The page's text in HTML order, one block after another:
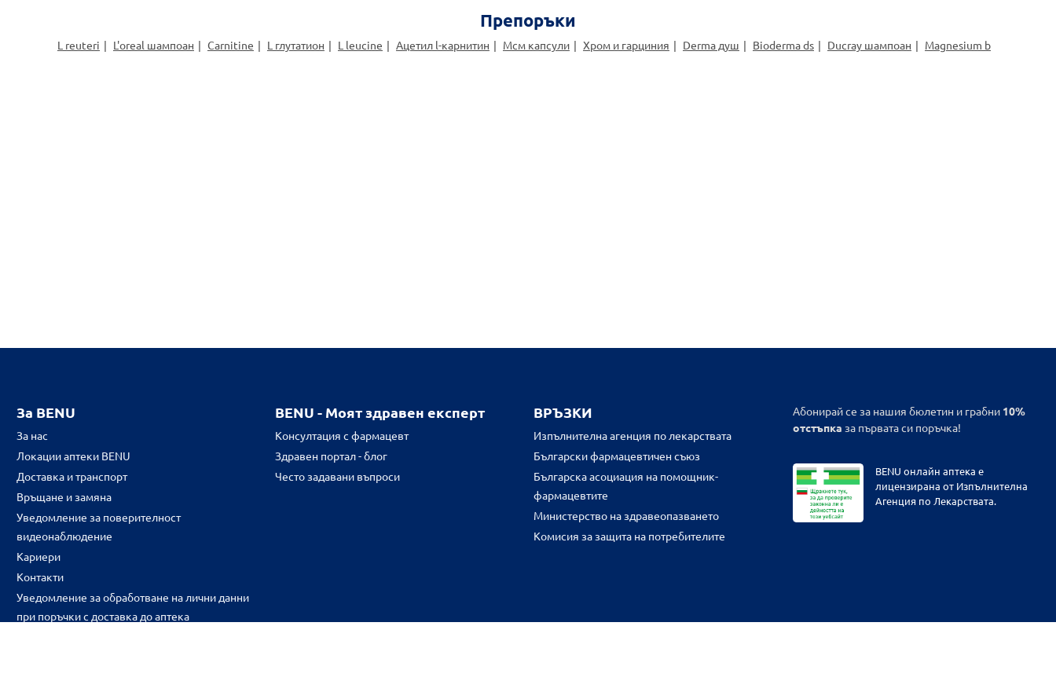
Препоръки
L reuteri L'oreal шампоан Carnitine L глутатион L leucine Ацетил l-карнитин Мсм капсули Хром и гарциния Derma душ Bioderma ds Ducray шампоан Magnesium b
За BENU
За нас
Локации аптеки BENU
Доставка и транспорт
Връщане и замяна
Уведомление за поверителност
видеонаблюдение
Кариери
Контакти
Уведомление за обработване на лични данни
при поръчки с доставка до аптека
BENU - Моят здравен експерт
Консултация с фармацевт
Здравен портал - блог
Често задавани въпроси
ВРЪЗКИ
Изпълнителна агенция по лекарствата
Български фармацевтичен съюз
Българска асоциация на помощник-
фармацевтите
Министерство на здравеопазването
Комисия за защита на потребителите
Абонирай се за нашия бюлетин и грабни 10%
отстъпка за първата си поръчка!
BENU онлайн аптека е
лицензирана от Изпълнителна
Агенция по Лекарствата.